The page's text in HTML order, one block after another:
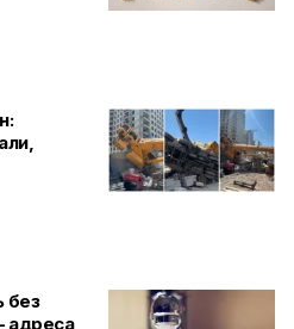
без
адреса